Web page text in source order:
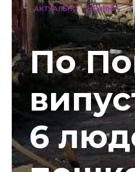
АКТУАЛЬНО НОВИНИ
По
6